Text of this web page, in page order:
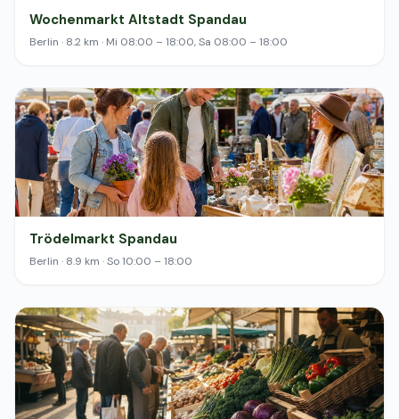
Wochenmarkt Altstadt Spandau
Berlin · 8.2 km · Mi 08:00 – 18:00, Sa 08:00 – 18:00
Trödelmarkt Spandau
Berlin · 8.9 km · So 10:00 – 18:00